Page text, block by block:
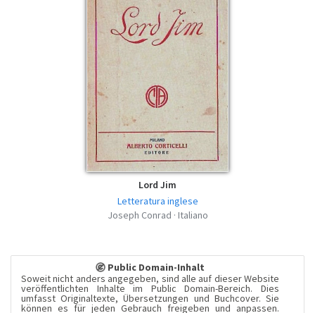
Lord Jim
Letteratura inglese
Joseph Conrad · Italiano
Public Domain-Inhalt
Soweit nicht anders angegeben, sind alle auf dieser Website
veröffentlichten Inhalte im Public Domain-Bereich. Dies
umfasst Originaltexte, Übersetzungen und Buchcover. Sie
können es für jeden Gebrauch freigeben und anpassen.